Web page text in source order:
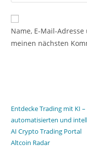
Name, E-Mail-
meinen nächsten
Entdecke Trading mit KI
automatisierten und
AI Crypto Trading Portal
Altcoin Radar